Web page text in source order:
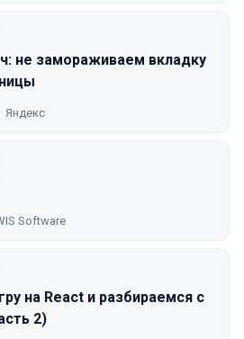
не замораживаем вкладку
Яндекс
Software
на React и разбираемся с
2)